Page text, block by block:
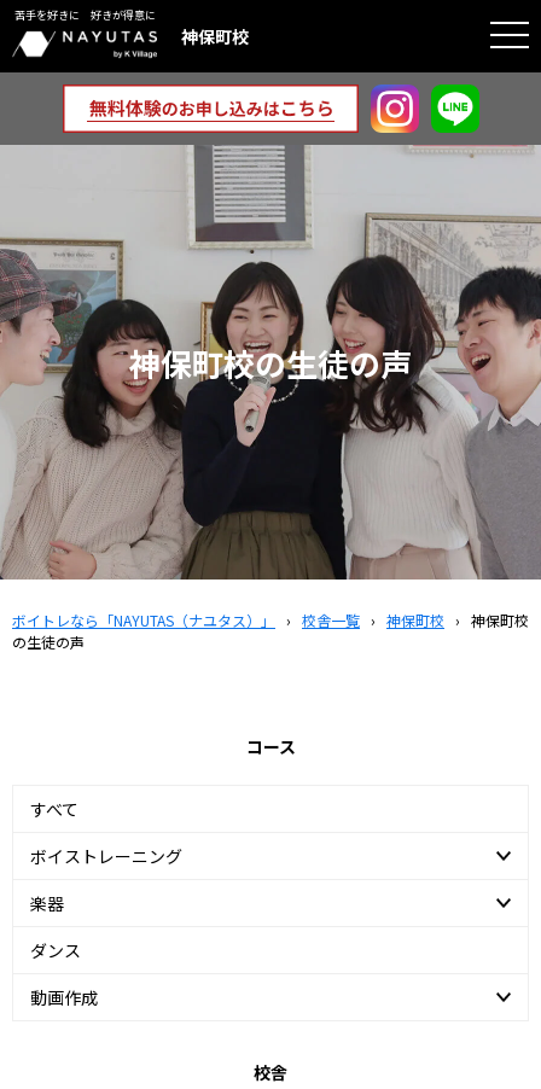
苦手を好きに 好きが得意に
神保町校
神保町校の生徒の声
ボイトレなら「NAYUTAS（ナユタス）」 › 校舎一覧 › 神保町校 › 神保町校
の生徒の声
コース
すべて
ボイストレーニング
楽器
ダンス
動画作成
校舎